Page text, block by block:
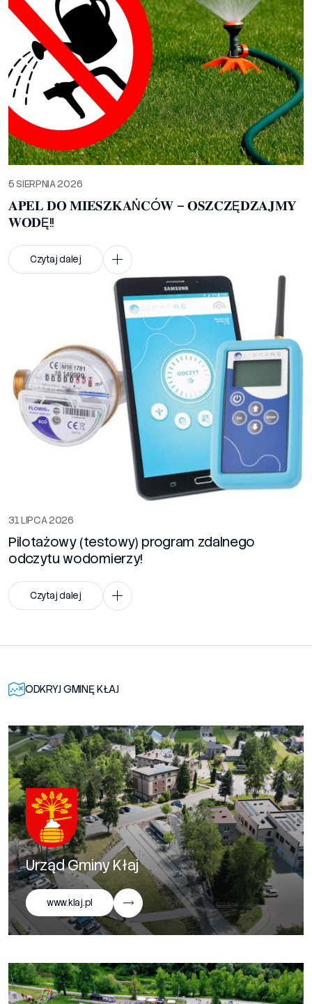
5 SIERPNIA 2026
𝐀𝐏𝐄𝐋 𝐃𝐎 𝐌𝐈𝐄𝐒𝐙𝐊𝐀Ń𝐂Ó𝐖 – 𝐎𝐒𝐙𝐂𝐙Ę𝐃𝐙𝐀𝐉𝐌𝐘
𝐖𝐎𝐃Ę!!
Czytaj dalej
31 LIPCA 2026
Pilotażowy (testowy) program zdalnego
odczytu wodomierzy!
Czytaj dalej
ODKRYJ GMINĘ KŁAJ
Urząd Gminy Kłaj
www.klaj.pl